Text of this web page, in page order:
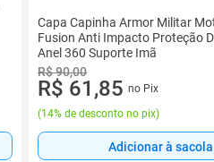
Capa Capinha Armor Militar
Fusion Anti Impacto Proteção
Anel 360 Suporte Imã
R$ 90,00
R$ 61,85 no Pix
(14% de desconto no pix)
Adicionar à sacola